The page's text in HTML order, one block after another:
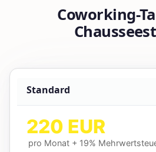
Coworking-
Standard
220 EUR
pro Monat + 19%